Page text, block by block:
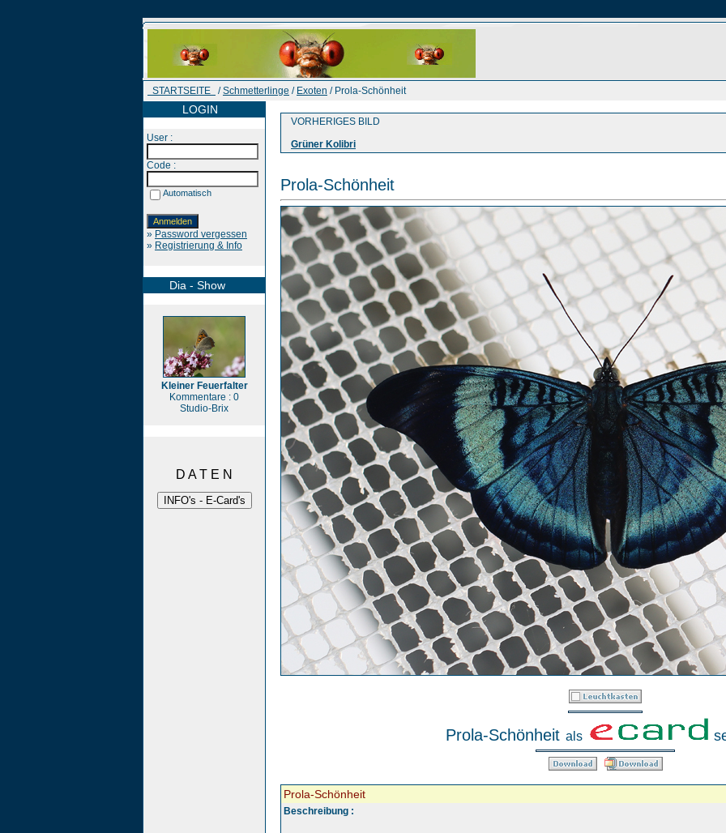
STARTSEITE /Schmetterlinge / Exoten / Prola-Schönheit
LOGIN
User :
Code :
Automatisch
» Password vergessen
» Registrierung & Info
Dia - Show
Kleiner Feuerfalter
Kommentare : 0
Studio-Brix
D A T E N
VORHERIGES BILD
Grüner Kolibri
Prola-Schönheit
Prola-Schönheit als
Prola-Schönheit
Beschreibung :